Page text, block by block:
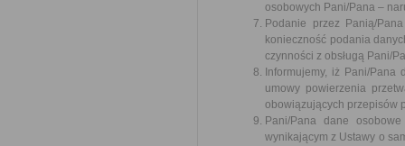
osobowych Pani/Pana –
Podanie przez Panią/
konieczność podania
czynności z obsługą Pani/
Informujemy, iż Pani/
umowy powierzenia
obowiązujących przepisów
Pani/Pana dane
wynikającym z Ustawy o